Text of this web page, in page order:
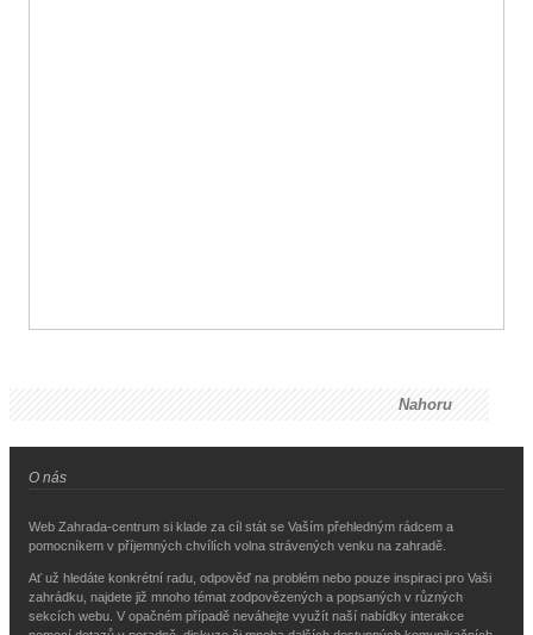
Nahoru
O nás
Web Zahrada-centrum si klade za cíl stát se Vaším přehledným rádcem a
pomocníkem v příjemných chvílích volna strávených venku na zahradě.
Ať už hledáte konkrétní radu, odpověď na problém nebo pouze inspiraci pro Vaši
zahrádku, najdete již mnoho témat zodpovězených a popsaných v různých
sekcích webu. V opačném případě neváhejte využít naší nabídky interakce